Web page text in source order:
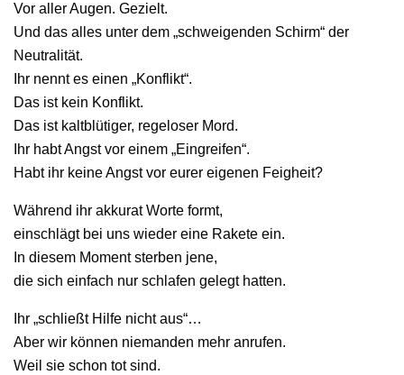
Vor aller Augen. Gezielt.
Und das alles unter dem „schweigenden Schirm“ der
Neutralität.
Ihr nennt es einen „Konflikt“.
Das ist kein Konflikt.
Das ist kaltblütiger, regeloser Mord.
Ihr habt Angst vor einem „Eingreifen“.
Habt ihr keine Angst vor eurer eigenen Feigheit?
Während ihr akkurat Worte formt,
einschlägt bei uns wieder eine Rakete ein.
In diesem Moment sterben jene,
die sich einfach nur schlafen gelegt hatten.
Ihr „schließt Hilfe nicht aus“…
Aber wir können niemanden mehr anrufen.
Weil sie schon tot sind.